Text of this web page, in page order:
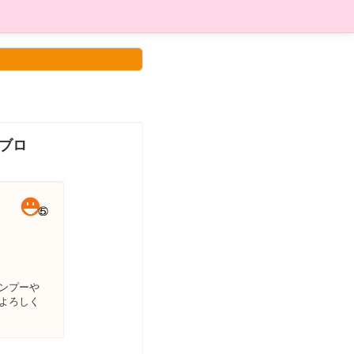
ロ
プーや
ろしく